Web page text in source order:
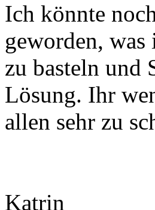
Ich könnte
geworden,
zu basteln und
Lösung. Ihr
allen sehr zu
Katrin